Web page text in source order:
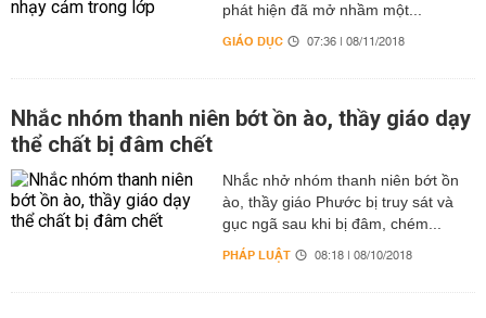
phát hiện đã mở nhầm một...
GIÁO DỤC 07:36 | 08/11/2018
Nhắc nhóm thanh niên bớt ồn ào, thầy giáo dạy
thể chất bị đâm chết
Nhắc nhở nhóm thanh niên bớt ồn
ào, thầy giáo Phước bị truy sát và
gục ngã sau khi bị đâm, chém...
PHÁP LUẬT 08:18 | 08/10/2018